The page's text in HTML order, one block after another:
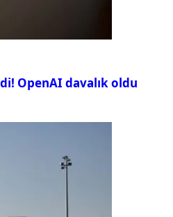
OpenAI davalık oldu